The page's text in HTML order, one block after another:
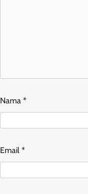
Nama *
Email *